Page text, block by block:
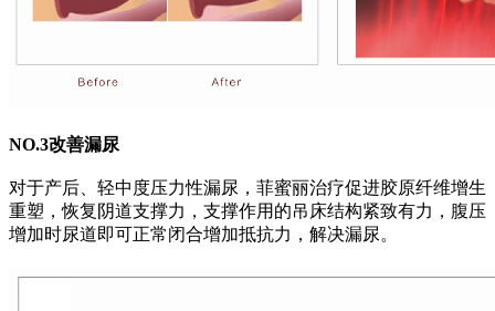
NO.3改善漏尿
对于产后、轻中度压力性漏尿，菲蜜丽治疗促进胶原纤维增生
重塑，恢复阴道支撑力，支撑作用的吊床结构紧致有力，腹压
增加时尿道即可正常闭合增加抵抗力，解决漏尿。